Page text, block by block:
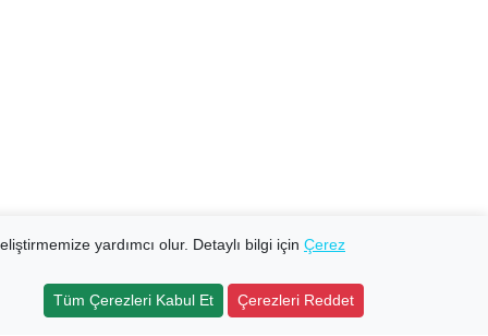
yardımcı olur. Detaylı bilgi için Çerez
Tüm Çerezleri Kabul Et
Çerezleri Reddet